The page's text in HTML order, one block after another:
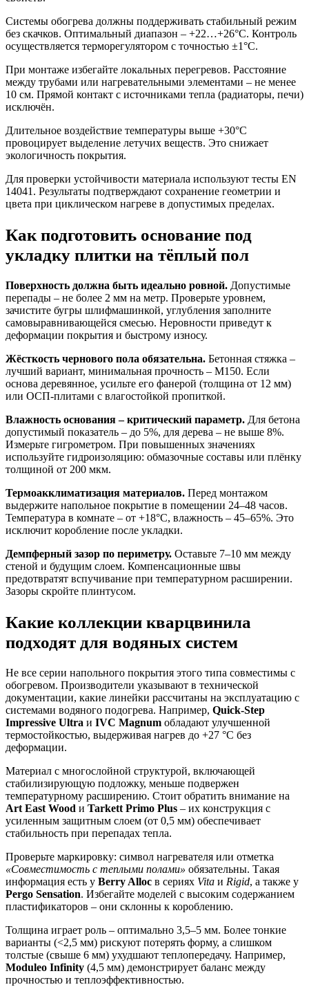
Системы обогрева должны поддерживать стабильный режим
без скачков. Оптимальный диапазон – +22…+26°C. Контроль
осуществляется терморегулятором с точностью ±1°C.
При монтаже избегайте локальных перегревов. Расстояние
между трубами или нагревательными элементами – не менее
10 см. Прямой контакт с источниками тепла (радиаторы, печи)
исключён.
Длительное воздействие температуры выше +30°C
провоцирует выделение летучих веществ. Это снижает
экологичность покрытия.
Для проверки устойчивости материала используют тесты EN
14041. Результаты подтверждают сохранение геометрии и
цвета при циклическом нагреве в допустимых пределах.
Как подготовить основание под
укладку плитки на тёплый пол
Поверхность должна быть идеально ровной. Допустимые
перепады – не более 2 мм на метр. Проверьте уровнем,
зачистите бугры шлифмашинкой, углубления заполните
самовыравнивающейся смесью. Неровности приведут к
деформации покрытия и быстрому износу.
Жёсткость чернового пола обязательна. Бетонная стяжка –
лучший вариант, минимальная прочность – М150. Если
основа деревянное, усильте его фанерой (толщина от 12 мм)
или ОСП-плитами с влагостойкой пропиткой.
Влажность основания – критический параметр. Для бетона
допустимый показатель – до 5%, для дерева – не выше 8%.
Измерьте гигрометром. При повышенных значениях
используйте гидроизоляцию: обмазочные составы или плёнку
толщиной от 200 мкм.
Термоакклиматизация материалов. Перед монтажом
выдержите напольное покрытие в помещении 24–48 часов.
Температура в комнате – от +18°C, влажность – 45–65%. Это
исключит коробление после укладки.
Демпферный зазор по периметру. Оставьте 7–10 мм между
стеной и будущим слоем. Компенсационные швы
предотвратят вспучивание при температурном расширении.
Зазоры скройте плинтусом.
Какие коллекции кварцвинила
подходят для водяных систем
Не все серии напольного покрытия этого типа совместимы с
обогревом. Производители указывают в технической
документации, какие линейки рассчитаны на эксплуатацию с
системами водяного подогрева. Например, Quick-Step
Impressive Ultra и IVC Magnum обладают улучшенной
термостойкостью, выдерживая нагрев до +27 °C без
деформации.
Материал с многослойной структурой, включающей
стабилизирующую подложку, меньше подвержен
температурному расширению. Стоит обратить внимание на
Art East Wood и Tarkett Primo Plus – их конструкция с
усиленным защитным слоем (от 0,5 мм) обеспечивает
стабильность при перепадах тепла.
Проверьте маркировку: символ нагревателя или отметка
«Совместимость с теплыми полами» обязательны. Такая
информация есть у Berry Alloc в сериях Vita и Rigid, а также у
Pergo Sensation. Избегайте моделей с высоким содержанием
пластификаторов – они склонны к короблению.
Толщина играет роль – оптимально 3,5–5 мм. Более тонкие
варианты (<2,5 мм) рискуют потерять форму, а слишком
толстые (свыше 6 мм) ухудшают теплопередачу. Например,
Moduleo Infinity (4,5 мм) демонстрирует баланс между
прочностью и теплоэффективностью.